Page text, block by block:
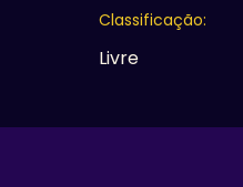
Classificação:
Livre